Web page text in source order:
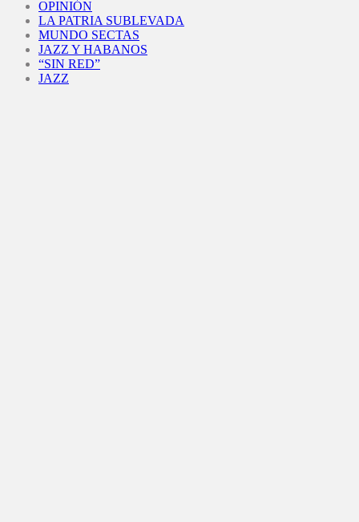
OPINIÓN
LA PATRIA SUBLEVADA
MUNDO SECTAS
JAZZ Y HABANOS
“SIN RED”
JAZZ